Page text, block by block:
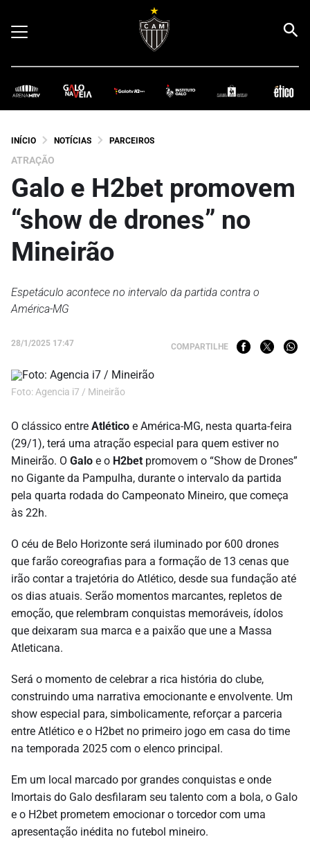
INÍCIO NOTÍCIAS PARCEIROS
ATRAÇÃO
Galo e H2bet promovem
“show de drones” no
Mineirão
Espetáculo acontece no intervalo da partida contra o
América-MG
28/1/2025 17:47 COMPARTILHE
Foto: Agencia i7 / Mineirão
O clássico entre Atlético e América-MG, nesta quarta-feira
(29/1), terá uma atração especial para quem estiver no
Mineirão. O Galo e o H2bet promovem o “Show de Drones”
no Gigante da Pampulha, durante o intervalo da partida
pela quarta rodada do Campeonato Mineiro, que começa
às 22h.
O céu de Belo Horizonte será iluminado por 600 drones
que farão coreografias para a formação de 13 cenas que
irão contar a trajetória do Atlético, desde sua fundação até
os dias atuais. Serão momentos marcantes, repletos de
emoção, que relembram conquistas memoráveis, ídolos
que deixaram sua marca e a paixão que une a Massa
Atleticana.
Será o momento de celebrar a rica história do clube,
construindo uma narrativa emocionante e envolvente. Um
show especial para, simbolicamente, reforçar a parceria
entre Atlético e o H2bet no primeiro jogo em casa do time
na temporada 2025 com o elenco principal.
Em um local marcado por grandes conquistas e onde
Imortais do Galo desfilaram seu talento com a bola, o Galo
e o H2bet prometem emocionar o torcedor com uma
apresentação inédita no futebol mineiro.